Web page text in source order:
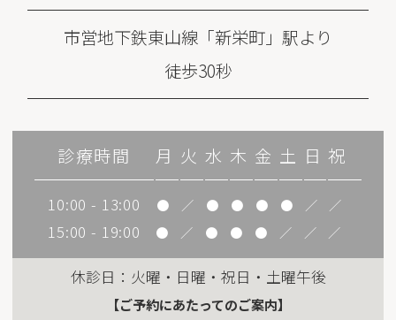
市営地下鉄東山線「新栄町」駅より
徒歩30秒
診療時間 月 火 水 木 金 土 日 祝
10:00 - 13:00 ● ／ ● ● ● ● ／ ／
15:00 - 19:00 ● ／ ● ● ● ／ ／ ／
休診日：火曜・日曜・祝日・土曜午後
【ご予約にあたってのご案内】